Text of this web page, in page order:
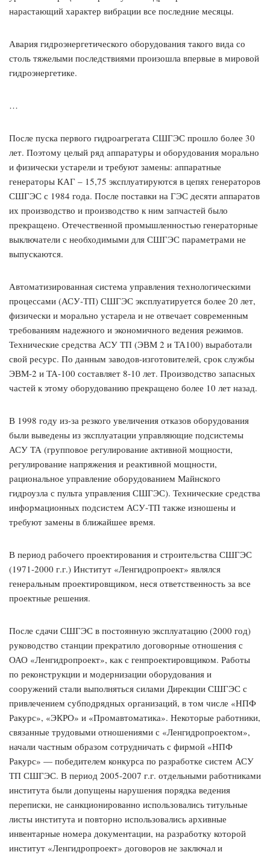
нарастающий характер вибрации все последние месяцы.
Авария гидроэнергетического оборудования такого вида со
столь тяжелыми последствиями произошла впервые в мировой
гидроэнергетике.
…
После пуска первого гидроагрегата СШГЭС прошло более 30
лет. Поэтому целый ряд аппаратуры и оборудования морально
и физически устарели и требуют замены: аппаратные
генераторы КАГ – 15,75 эксплуатируются в цепях генераторов
СШГЭС с 1984 года. После поставки на ГЭС десяти аппаратов
их производство и производство к ним запчастей было
прекращено. Отечественной промышленностью генераторные
выключатели с необходимыми для СШГЭС параметрами не
выпускаются.
Автоматизированная система управления технологическими
процессами (АСУ-ТП) СШГЭС эксплуатируется более 20 лет,
физически и морально устарела и не отвечает современным
требованиям надежного и экономичного ведения режимов.
Технические средства АСУ ТП (ЭВМ 2 и ТА100) выработали
свой ресурс. По данным заводов-изготовителей, срок службы
ЭВМ-2 и ТА-100 составляет 8-10 лет. Производство запасных
частей к этому оборудованию прекращено более 10 лет назад.
В 1998 году из-за резкого увеличения отказов оборудования
были выведены из эксплуатации управляющие подсистемы
АСУ ТА (групповое регулирование активной мощности,
регулирование напряжения и реактивной мощности,
рациональное управление оборудованием Майнского
гидроузла с пульта управления СШГЭС). Технические средства
информационных подсистем АСУ-ТП также изношены и
требуют замены в ближайшее время.
В период рабочего проектирования и строительства СШГЭС
(1971-2000 г.г.) Институт «Ленгидропроект» являлся
генеральным проектировщиком, неся ответственность за все
проектные решения.
После сдачи СШГЭС в постоянную эксплуатацию (2000 год)
руководство станции прекратило договорные отношения с
ОАО «Ленгидропроект», как с генпроектировщиком. Работы
по реконструкции и модернизации оборудования и
сооружений стали выполняться силами Дирекции СШГЭС с
привлечением субподрядных организаций, в том числе «НПФ
Ракурс», «ЭКРО» и «Промавтоматика». Некоторые работники,
связанные трудовыми отношениями с «Ленгидропроектом»,
начали частным образом сотрудничать с фирмой «НПФ
Ракурс» — победителем конкурса по разработке систем АСУ
ТП СШГЭС. В период 2005-2007 г.г. отдельными работниками
института были допущены нарушения порядка ведения
переписки, не санкционированно использовались титульные
листы института и повторно использовались архивные
инвентарные номера документации, на разработку которой
институт «Ленгидропроект» договоров не заключал и